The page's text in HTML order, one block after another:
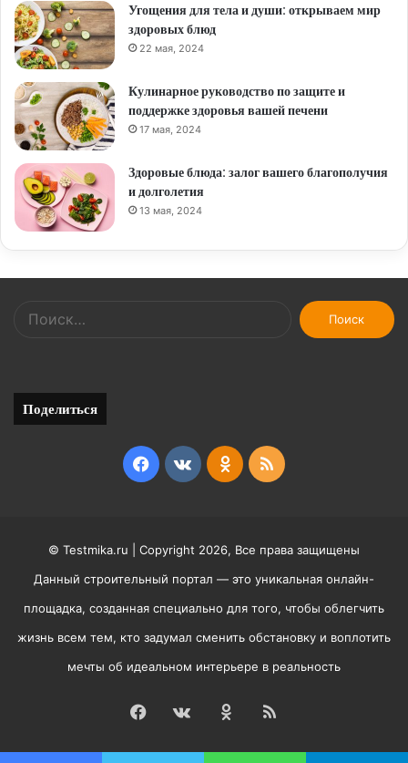
Угощения для тела и души: открываем мир
здоровых блюд
22 мая, 2024
Кулинарное руководство по защите и
поддержке здоровья вашей печени
17 мая, 2024
Здоровые блюда: залог вашего благополучия
и долголетия
13 мая, 2024
Найти:
Поделиться
Facebook
vk.comOdnoklassniki
RSS
© Testmika.ru | Copyright 2026, Все права защищены
Данный строительный портал — это уникальная онлайн-
площадка, созданная специально для того, чтобы облегчить
жизнь всем тем, кто задумал сменить обстановку и воплотить
мечты об идеальном интерьере в реальность
Facebook
vk.comOdnoklassniki
RSS